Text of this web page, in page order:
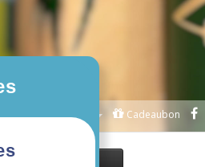
Mijn Account Cadeaubon